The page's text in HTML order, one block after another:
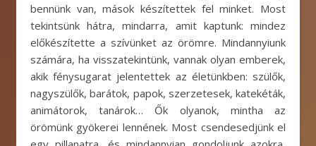
bennünk van, mások készítettek fel minket. Most
tekintsünk hátra, mindarra, amit kaptunk: mindez
előkészítette a szívünket az örömre. Mindannyiunk
számára, ha visszatekintünk, vannak olyan emberek,
akik fénysugarat jelentettek az életünkben: szülők,
nagyszülők, barátok, papok, szerzetesek, katekéták,
animátorok, tanárok… Ők olyanok, mintha az
örömünk gyökerei lennének. Most csendesedjünk el